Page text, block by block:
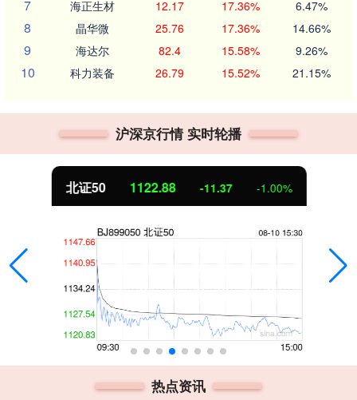
7 海正生材 12.17 17.36% 6.47%
8 晶华微 25.76 17.36% 14.66%
9 海达尔 82.4 15.58% 9.26%
10 科力装备 26.79 15.52% 21.15%
沪深京行情 实时轮播
北证50 1122.88 -11.37 -1.00%
热点资讯